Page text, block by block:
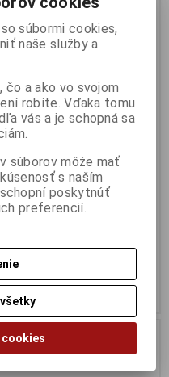
1:76 LEYLAND PD2-
CHESTERFIELD
Výrobca: CORGI
33 EUR
Pridať do košíka
súbormi cookies,
naše služby a
čo a ako vo svojom
robíte. Vďaka tomu
vás a je schopná sa
súborov môže mať
s naším
poskytnúť
preferencií.